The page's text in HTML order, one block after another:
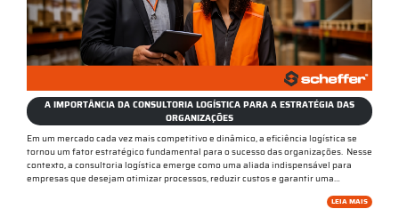
A IMPORTÂNCIA DA CONSULTORIA LOGÍSTICA PARA A ESTRATÉGIA DAS
ORGANIZAÇÕES
Em um mercado cada vez mais competitivo e dinâmico, a eficiência logística se
tornou um fator estratégico fundamental para o sucesso das organizações. Nesse
contexto, a consultoria logística emerge como uma aliada indispensável para
empresas que desejam otimizar processos, reduzir custos e garantir uma…
LEIA MAIS